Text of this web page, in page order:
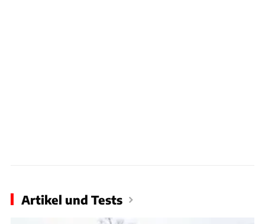
Artikel und Tests